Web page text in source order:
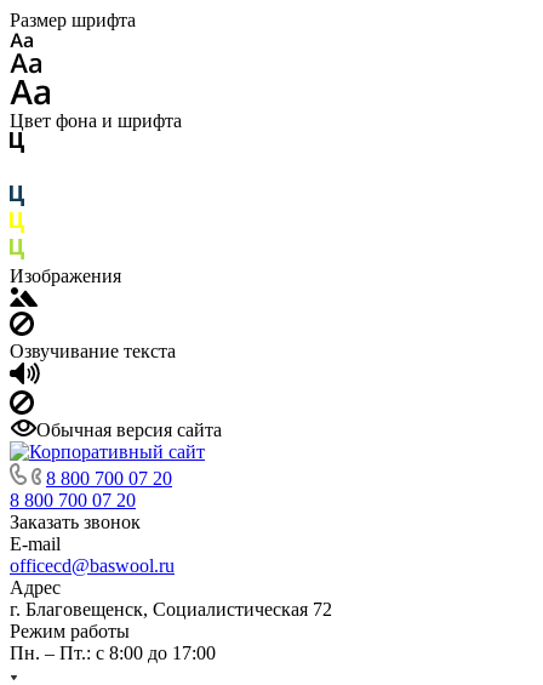
Размер шрифта
Цвет фона и шрифта
Изображения
Озвучивание текста
Обычная версия сайта
8 800 700 07 20
8 800 700 07 20
Заказать звонок
E-mail
officecd@baswool.ru
Адрес
г. Благовещенск, Социалистическая 72
Режим работы
Пн. – Пт.: с 8:00 до 17:00